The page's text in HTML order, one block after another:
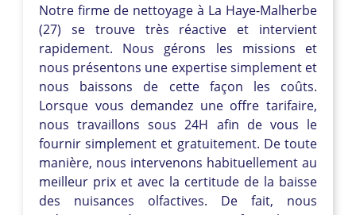
Notre firme de nettoyage à La Haye-Malherbe
(27) se trouve très réactive et intervient
rapidement. Nous gérons les missions et
nous présentons une expertise simplement et
nous baissons de cette façon les coûts.
Lorsque vous demandez une offre tarifaire,
nous travaillons sous 24H afin de vous le
fournir simplement et gratuitement. De toute
manière, nous intervenons habituellement au
meilleur prix et avec la certitude de la baisse
des nuisances olfactives. De fait, nous